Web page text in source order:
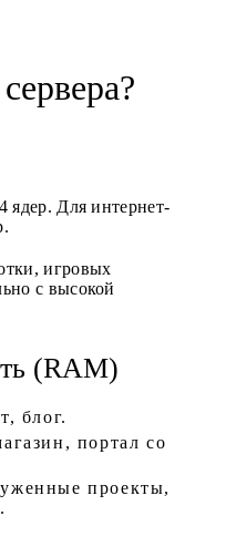
ядер. Для интернет-
игровых
с высокой
(RAM)
блог.
портал со
проекты,